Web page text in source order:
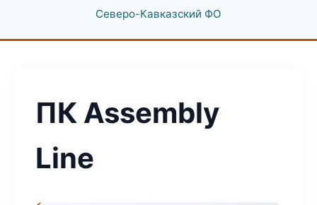
Северо-Кавказский ФО
ПК Assembly
Line